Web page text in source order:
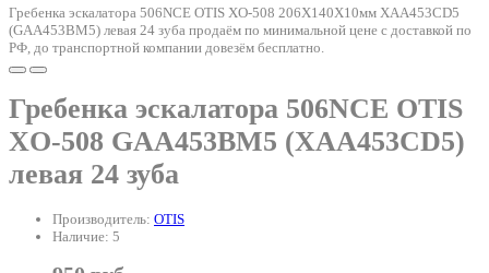
Гребенка эскалатора 506NCE OTIS XO-508 206Х140Х10мм XAA453CD5
(GAA453BM5) левая 24 зуба продаём по минимальной цене с доставкой по
РФ, до транспортной компании довезём бесплатно.
Гребенка эскалатора 506NCE OTIS
XO-508 GAA453BM5 (XAA453CD5)
левая 24 зуба
Производитель: OTIS
Наличие: 5